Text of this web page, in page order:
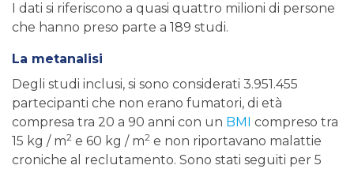
I dati si riferiscono a quasi quattro milioni di persone
che hanno preso parte a 189 studi.
La metanalisi
Degli studi inclusi, si sono considerati 3.951.455
partecipanti che non erano fumatori, di età
compresa tra 20 a 90 anni con un BMI compreso tra
15 kg / m2 e 60 kg / m2 e non riportavano malattie
croniche al reclutamento. Sono stati seguiti per 5